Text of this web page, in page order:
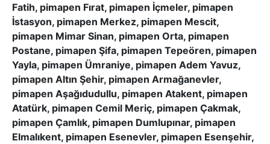
Fatih, pimapen Fırat, pimapen İçmeler, pimapen
İstasyon, pimapen Merkez, pimapen Mescit,
pimapen Mimar Sinan, pimapen Orta, pimapen
Postane, pimapen Şifa, pimapen Tepeören, pimapen
Yayla, pimapen Ümraniye, pimapen Adem Yavuz,
pimapen Altın Şehir, pimapen Armağanevler,
pimapen Aşağıdudullu, pimapen Atakent, pimapen
Atatürk, pimapen Cemil Meriç, pimapen Çakmak,
pimapen Çamlık, pimapen Dumlupınar, pimapen
Elmalıkent, pimapen Esenevler, pimapen Esenşehir,